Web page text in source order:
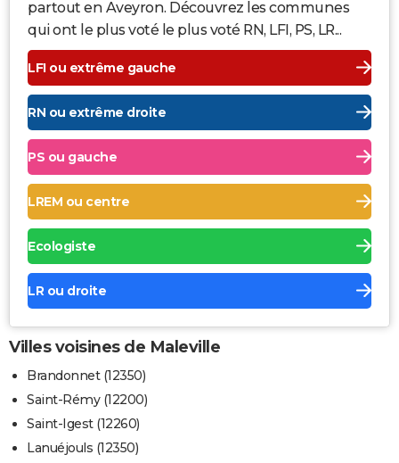
partout en Aveyron. Découvrez les communes
qui ont le plus voté le plus voté RN, LFI, PS, LR...
LFI ou extrême gauche
RN ou extrême droite
PS ou gauche
LREM ou centre
Ecologiste
LR ou droite
Villes voisines de Maleville
Brandonnet (12350)
Saint-Rémy (12200)
Saint-Igest (12260)
Lanuéjouls (12350)